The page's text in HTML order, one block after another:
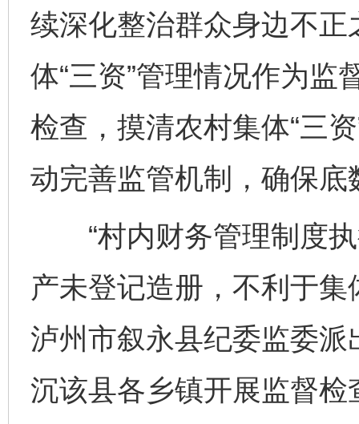
续深化整治群众身边不
体“三资”管理情况作为监
检查，摸清农村集体“三
动完善监管机制，确保
“村内财务管理制度执
产未登记造册，不利于
泸州市叙永县纪委监委派
沉该县各乡镇开展监督